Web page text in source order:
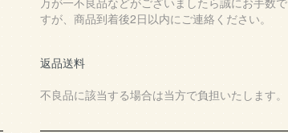
すが、商品到着後2日以内にご連絡ください。
返品送料
不良品に該当する場合は当方で負担いたします。